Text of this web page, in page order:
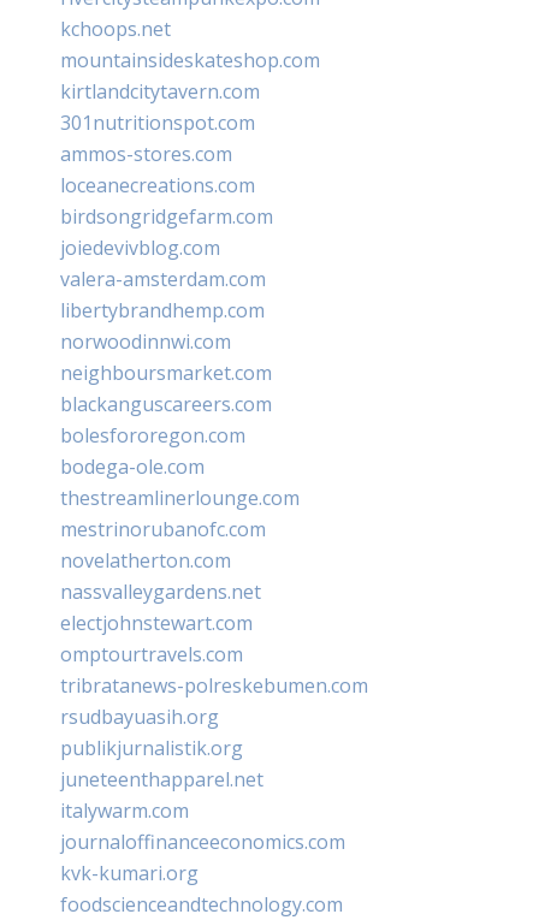
kchoops.net
mountainsideskateshop.com
kirtlandcitytavern.com
301nutritionspot.com
ammos-stores.com
loceanecreations.com
birdsongridgefarm.com
joiedevivblog.com
valera-amsterdam.com
libertybrandhemp.com
norwoodinnwi.com
neighboursmarket.com
blackanguscareers.com
bolesfororegon.com
bodega-ole.com
thestreamlinerlounge.com
mestrinorubanofc.com
novelatherton.com
nassvalleygardens.net
electjohnstewart.com
omptourtravels.com
tribratanews-polreskebumen.com
rsudbayuasih.org
publikjurnalistik.org
juneteenthapparel.net
italywarm.com
journaloffinanceeconomics.com
kvk-kumari.org
foodscienceandtechnology.com